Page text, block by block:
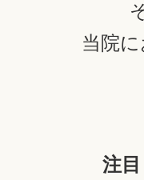
当院に
注目